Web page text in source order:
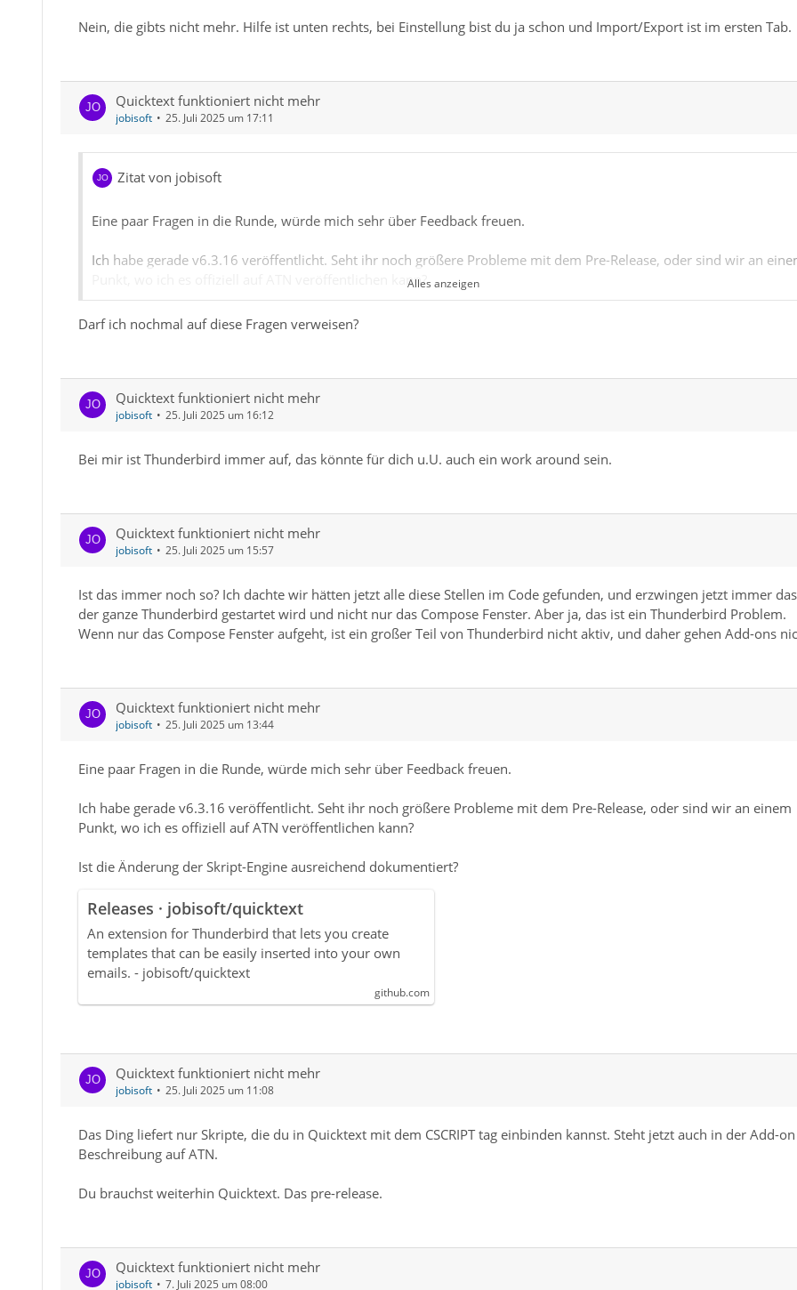
Nein, die gibts nicht mehr. Hilfe ist unten rechts, bei Einstellung bist du ja schon und Import/Export ist im ersten Tab.
Quicktext funktioniert nicht mehr
jobisoft 25. Juli 2025 um 17:11
Zitat von jobisoft
Eine paar Fragen in die Runde, würde mich sehr über Feedback freuen.
Ich habe gerade v6.3.16 veröffentlicht. Seht ihr noch größere Probleme mit dem Pre-Release, oder sind wir an
Punkt, wo ich es offiziell auf ATN veröffentlichen kann?
Ist die Änderung der Skript-Engine ausreichend dokumentiert?
Alles anzeigen
Darf ich nochmal auf diese Fragen verweisen?
Quicktext funktioniert nicht mehr
jobisoft 25. Juli 2025 um 16:12
Bei mir ist Thunderbird immer auf, das könnte für dich u.U. auch ein work around sein.
Quicktext funktioniert nicht mehr
jobisoft 25. Juli 2025 um 15:57
Ist das immer noch so? Ich dachte wir hätten jetzt alle diese Stellen im Code gefunden, und erzwingen jetzt immer das
der ganze Thunderbird gestartet wird und nicht nur das Compose Fenster. Aber ja, das ist ein Thunderbird Problem.
Wenn nur das Compose Fenster aufgeht, ist ein großer Teil von Thunderbird nicht aktiv, und daher gehen Add-ons
Quicktext funktioniert nicht mehr
jobisoft 25. Juli 2025 um 13:44
Eine paar Fragen in die Runde, würde mich sehr über Feedback freuen.
Ich habe gerade v6.3.16 veröffentlicht. Seht ihr noch größere Probleme mit dem Pre-Release, oder sind wir an einem
Punkt, wo ich es offiziell auf ATN veröffentlichen kann?
Ist die Änderung der Skript-Engine ausreichend dokumentiert?
Releases · jobisoft/quicktext
An extension for Thunderbird that lets you create
templates that can be easily inserted into your own
emails. - jobisoft/quicktext
github.com
Quicktext funktioniert nicht mehr
jobisoft 25. Juli 2025 um 11:08
Das Ding liefert nur Skripte, die du in Quicktext mit dem CSCRIPT tag einbinden kannst. Steht jetzt auch in der Add-on
Beschreibung auf ATN.
Du brauchst weiterhin Quicktext. Das pre-release.
Quicktext funktioniert nicht mehr
jobisoft 7. Juli 2025 um 08:00